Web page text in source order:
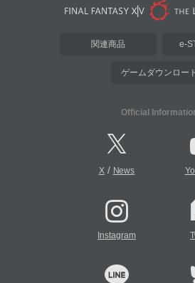
関連商品 e-
ゲームダウンロー
Official
X/ News
Instagram